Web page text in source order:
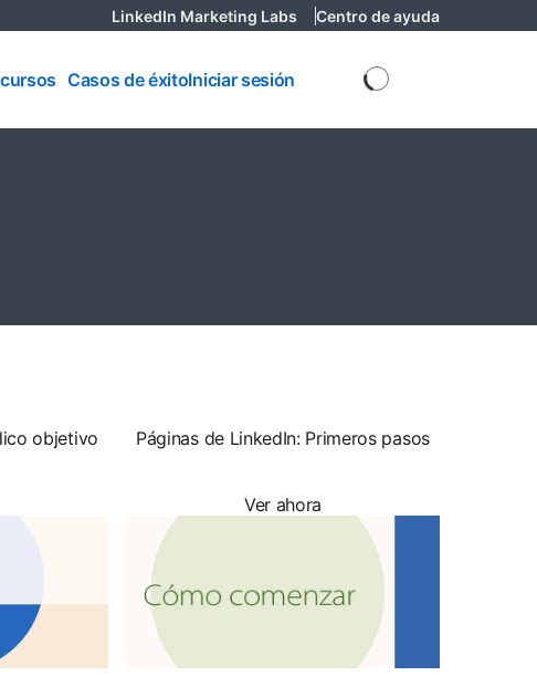
LinkedIn Marketing Labs opens in a new tab
Centro de ayudaopens in a
Casos de éxitoIniciar sesión
objetivo Páginas de LinkedIn: Primeros pasos
Ver ahora